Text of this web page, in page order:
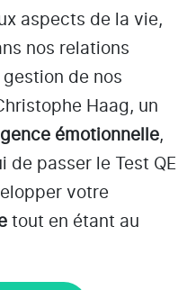
aspects de la vie,
nos relations
de nos
Haag, un
émotionnelle,
de passer le Test QE
votre
tout en étant au